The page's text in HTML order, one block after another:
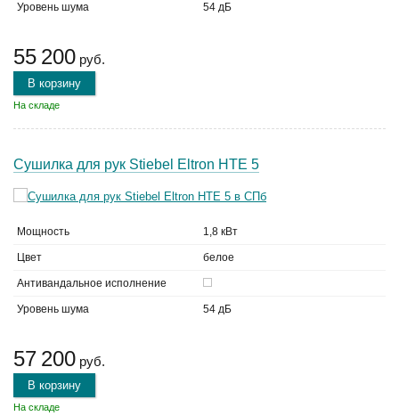
Уровень шума 54 дБ
55 200 руб.
В корзину
На складе
Сушилка для рук Stiebel Eltron HTE 5
Мощность 1,8 кВт
Цвет белое
Антивандальное исполнение
Уровень шума 54 дБ
57 200 руб.
В корзину
На складе